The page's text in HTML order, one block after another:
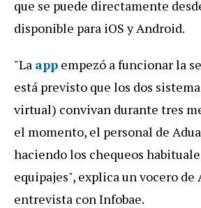
que se puede directamente
disponible para iOS y Android.
"La app empezó a funcionar la
está previsto que los dos
virtual) convivan durante tres
el momento, el personal de
haciendo los chequeos
equipajes", explica un vocero de
entrevista con Infobae.